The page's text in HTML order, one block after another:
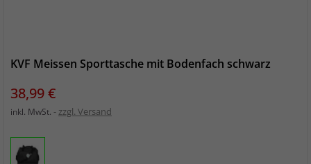
KVF Meissen Sporttasche mit Bodenfach schwarz
Preis
38,99 €
inkl. MwSt. zzgl. Versand